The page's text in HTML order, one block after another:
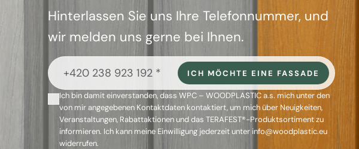
Hinterlassen Sie uns Ihre Telefonnummer, und
wir melden uns gerne bei Ihnen.
ICH MÖCHTE EINE FASSADE
Ich bin damit einverstanden, dass WPC – WOODPLASTIC a.s. mich unter den
von mir angegebenen Kontaktdaten kontaktiert, um mich über Neuigkeiten,
Veranstaltungen, Rabattaktionen und das TERAFEST®-Produktsortiment zu
informieren. Ich kann meine Einwilligung jederzeit unter info@woodplastic.eu
widerrufen.